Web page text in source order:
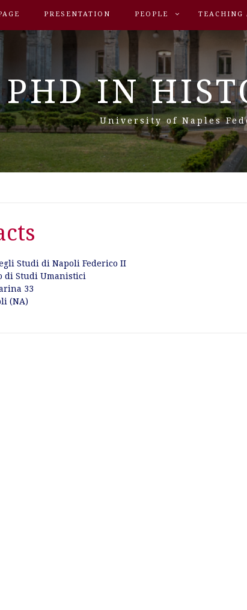
PRESENTATION PEOPLE TEACHING
PHD IN
University of Naples
Studi di Napoli Federico II
di Studi Umanistici
33
(NA)